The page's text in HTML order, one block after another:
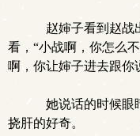
赵婶子看到赵战
看，“小战啊，你怎么
啊，你让婶子进去跟你
她说话的时候眼
挠肝的好奇。